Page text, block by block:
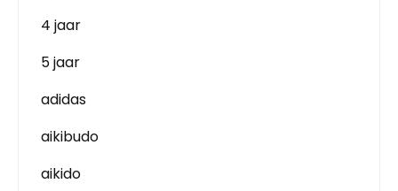
4 jaar
5 jaar
adidas
aikibudo
aikido